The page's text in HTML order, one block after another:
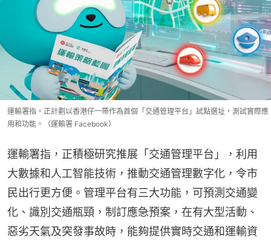
運輸署指，正計劃以香港仔一帶作為首個「交通管理平台」試點選址，測試實際應
用和功能。（運輸署 Facebook）
運輸署指，正積極研究推展「交通管理平台」，利用
大數據和人工智能技術，推動交通管理數字化，令市
民出行更方便。管理平台有三大功能，可預測交通變
化、識別交通瓶頸，制訂應急預案，在有大型活動、
惡劣天氣及突發事故時，能夠提供實時交通和運輸資